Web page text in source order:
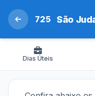
725
Dias Úteis